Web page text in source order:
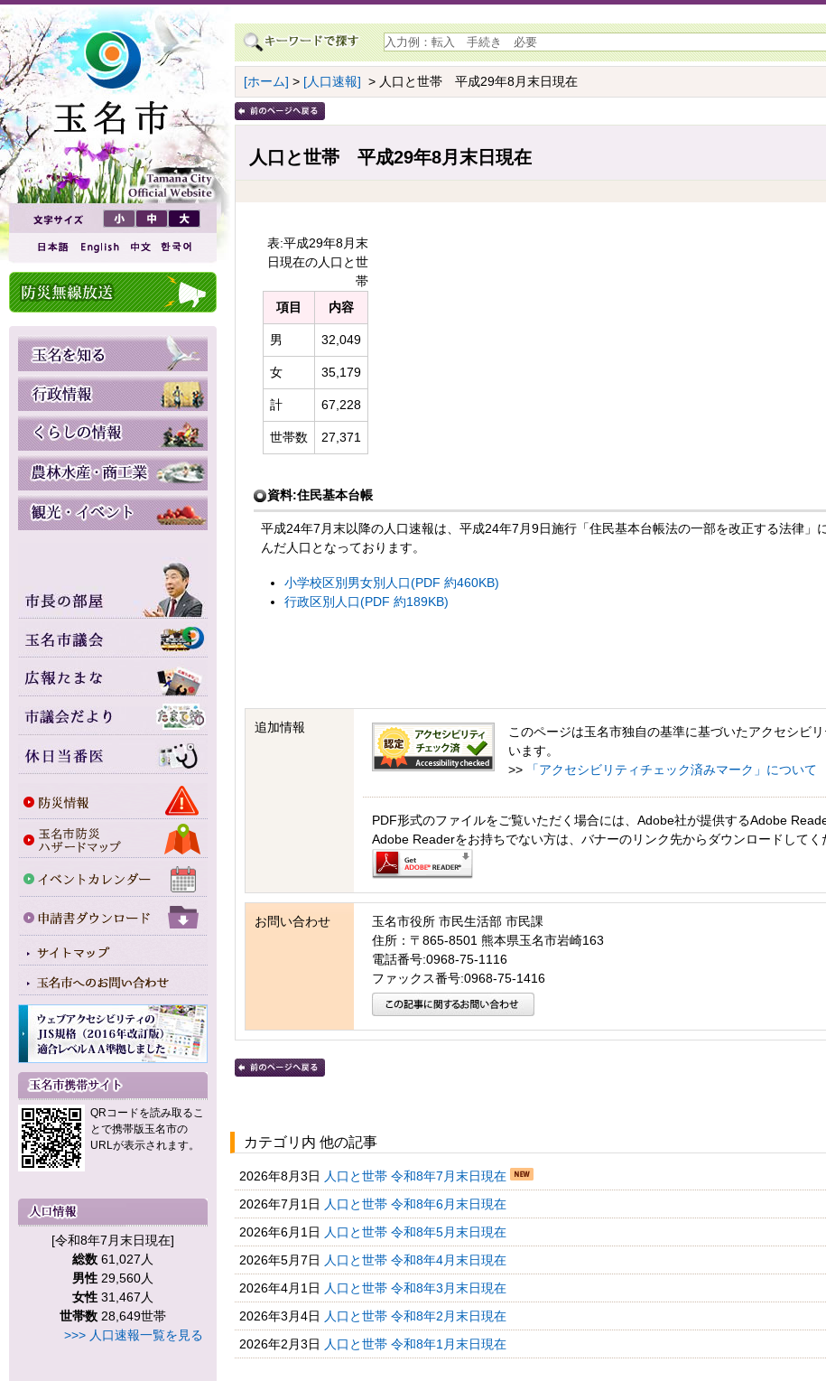
QRコードを読み取るこ
とで携帯版玉名市の
URLが表示されます。
[令和8年7月末日現在]
総数 61,027人
男性 29,560人
女性 31,467人
世帯数 28,649世帯
>>> 人口速報一覧を見る
[ホーム] > [人口速報] > 人口と世帯 平成29年8月末日現在
人口と世帯 平成29年8月末日現在
表:平成29年8月末
日現在の人口と世
帯
項目
内容
男 32,049
女 35,179
計 67,228
世帯数 27,371
資料:住民基本台帳
平成24年7月末以降の人口速報は、平成24年7月9日施行「住民基本台帳法の一部を改正する法律」
んだ人口となっております。
小学校区別男女別人口(PDF 約460KB)
行政区別人口(PDF 約189KB)
追加情報
このページは玉名市独自の基準に基づいたアクセシビ
います。
>>
「アクセシビリティチェック済みマーク」について
PDF形式のファイルをご覧いただく場合には、Adobe社が提供するAdobe
Adobe Readerをお持ちでない方は、バナーのリンク先からダウンロードしてく
お問い合わせ
玉名市役所 市民生活部 市民課
住所：〒865-8501 熊本県玉名市岩崎163
電話番号:0968-75-1116
ファックス番号:0968-75-1416
カテゴリ内 他の記事
2026年8月3日 人口と世帯 令和8年7月末日現在
2026年7月1日 人口と世帯 令和8年6月末日現在
2026年6月1日 人口と世帯 令和8年5月末日現在
2026年5月7日 人口と世帯 令和8年4月末日現在
2026年4月1日 人口と世帯 令和8年3月末日現在
2026年3月4日 人口と世帯 令和8年2月末日現在
2026年2月3日 人口と世帯 令和8年1月末日現在